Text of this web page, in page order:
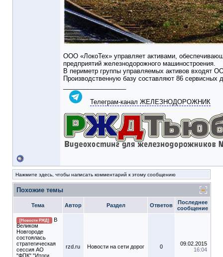
ООО «ЛокоТех» управляет активами,
предприятий железнодорожного машиностроения.
В периметр группы управляемых активов входят
Производственную базу составляют 86 сервисных
Телеграм-канал ЖЕЛЕЗНОДОРОЖНИК
Нажмите здесь, чтобы написать комментарий к этому сообщению
Похожие темы
Тема Автор Раздел Ответов
Последнее
сообщение
[Новости РЖД]
В
Великом
Новгороде
состоялась
стратегическая
сессия АО
"ФПК" "Итоги
rzd.ru Новости на сети дорог 0
09.02.2015
16:04